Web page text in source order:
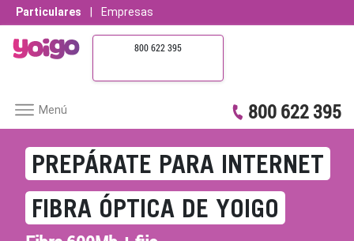
Particulares Empresas
800 622 395
Menú 800 622 395
PREPÁRATE PARA INTERNET
FIBRA ÓPTICA DE YOIGO